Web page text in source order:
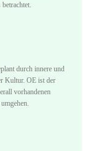
durch innere und
Kultur. OE ist der
vorhandenen